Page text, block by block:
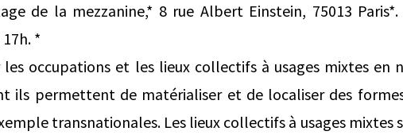
de la mezzanine,* 8 rue Albert Einstein, 75013 Paris*.
*
occupations et les lieux collectifs à usages mixtes en
ils permettent de matérialiser et de localiser des
transnationales. Les lieux collectifs à usages mixtes